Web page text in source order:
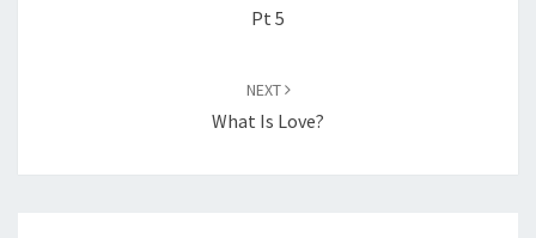
Pt 5
NEXT
What Is Love?